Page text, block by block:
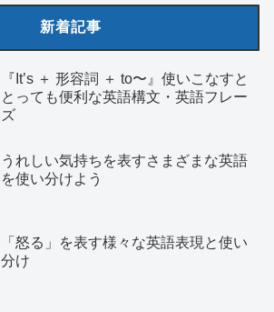
新着記事
『It’s ＋ 形容詞 ＋ to〜』使いこなすと
とっても便利な英語構文・英語フレー
ズ
うれしい気持ちを表すさまざまな英語
を使い分けよう
「怒る」を表す様々な英語表現と使い
分け